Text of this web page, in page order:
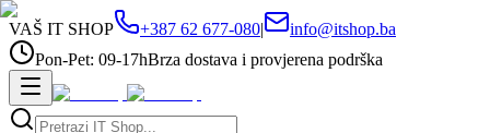
VAŠ IT SHOP +387 62 677-080|
info@itshop.ba
Pon-Pet: 09-17hBrza dostava i provjerena podrška